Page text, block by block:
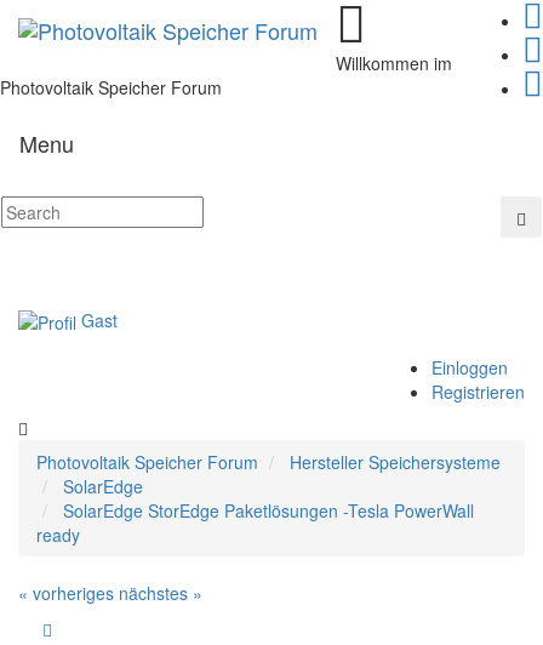
Willkommen im
Photovoltaik Speicher Forum
Menu
Gast
Einloggen
Registrieren
Photovoltaik Speicher Forum
Hersteller Speichersysteme
SolarEdge
SolarEdge StorEdge Paketlösungen -Tesla PowerWall
ready
« vorheriges nächstes »